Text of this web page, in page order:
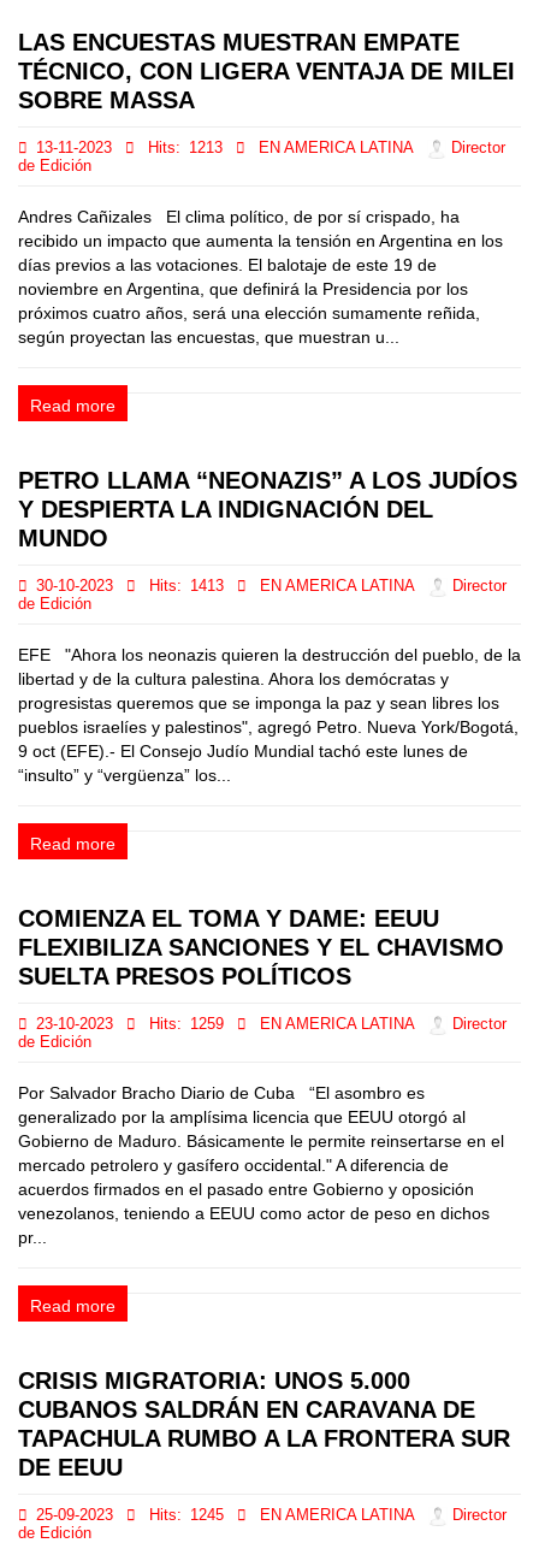
LAS ENCUESTAS MUESTRAN EMPATE
TÉCNICO, CON LIGERA VENTAJA DE MILEI
SOBRE MASSA
13-11-2023 Hits: 1213 EN AMERICA LATINA
Director
de Edición
Andres Cañizales El clima político, de por sí crispado, ha
recibido un impacto que aumenta la tensión en Argentina en los
días previos a las votaciones. El balotaje de este 19 de
noviembre en Argentina, que definirá la Presidencia por los
próximos cuatro años, será una elección sumamente reñida,
según proyectan las encuestas, que muestran u...
Read more
PETRO LLAMA “NEONAZIS” A LOS JUDÍOS
Y DESPIERTA LA INDIGNACIÓN DEL
MUNDO
30-10-2023 Hits: 1413 EN AMERICA LATINA
Director
de Edición
EFE "Ahora los neonazis quieren la destrucción del pueblo, de la
libertad y de la cultura palestina. Ahora los demócratas y
progresistas queremos que se imponga la paz y sean libres los
pueblos israelíes y palestinos", agregó Petro. Nueva York/Bogotá,
9 oct (EFE).- El Consejo Judío Mundial tachó este lunes de
“insulto” y “vergüenza” los...
Read more
COMIENZA EL TOMA Y DAME: EEUU
FLEXIBILIZA SANCIONES Y EL CHAVISMO
SUELTA PRESOS POLÍTICOS
23-10-2023 Hits: 1259 EN AMERICA LATINA
Director
de Edición
Por Salvador Bracho Diario de Cuba “El asombro es
generalizado por la amplísima licencia que EEUU otorgó al
Gobierno de Maduro. Básicamente le permite reinsertarse en el
mercado petrolero y gasífero occidental." A diferencia de
acuerdos firmados en el pasado entre Gobierno y oposición
venezolanos, teniendo a EEUU como actor de peso en dichos
pr...
Read more
CRISIS MIGRATORIA: UNOS 5.000
CUBANOS SALDRÁN EN CARAVANA DE
TAPACHULA RUMBO A LA FRONTERA SUR
DE EEUU
25-09-2023 Hits: 1245 EN AMERICA LATINA
Director
de Edición